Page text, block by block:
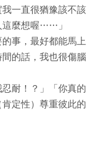
一直很猶豫該不該
麼想喔……」
事，最好都能馬上
的話，我也很傷腦
耐！？」「你真的
定性）尊重彼此的